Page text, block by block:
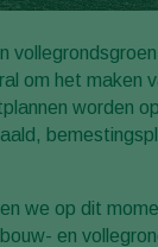
om het maken
worden
we op dit
en